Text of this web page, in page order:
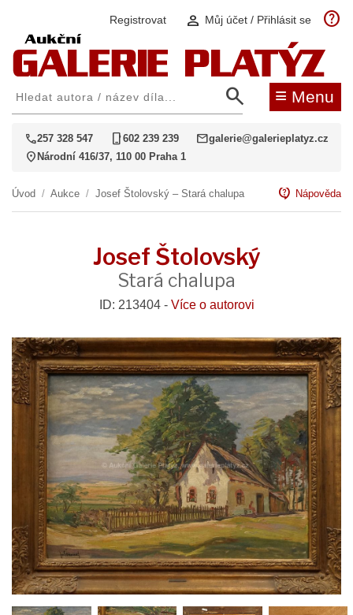
Registrovat person Můj účet / Přihlásit se help
search ≡ Menu
call257 328 547 phone_iphone602 239 239 mailgalerie@galerieplatyz.cz
location_on Národní 416/37, 110 00 Praha 1
Úvod / Aukce / Josef Štolovský – Stará chalupa contact_support Nápověda
Josef Štolovský
Stará chalupa
ID: 213404 - Více o autorovi